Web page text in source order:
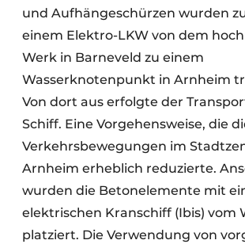
und Aufhängeschürzen wurden
einem Elektro-LKW von dem
Werk in Barneveld zu einem
Wasserknotenpunkt in Arnheim
Von dort aus erfolgte der
Schiff. Eine Vorgehensweise, die
Verkehrsbewegungen im
Arnheim erheblich reduzierte.
wurden die Betonelemente mit
elektrischen Kranschiff (Ibis) vom
platziert. Die Verwendung von